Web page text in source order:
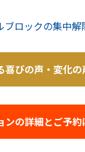
ブロックの集中解
喜びの声・変化の
ンの詳細とご予約